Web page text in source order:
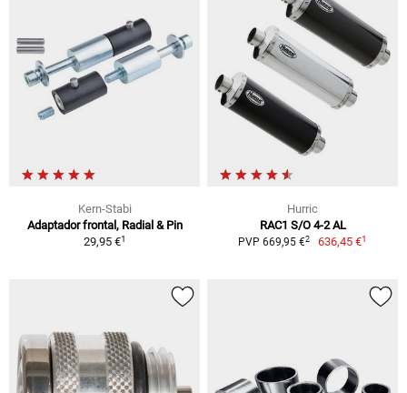
Kern-Stabi
Adaptador frontal, Radial & Pin
29,95 €1
Hurric
RAC1 S/O 4-2 AL
PVP 669,95 €2 636,45 €1